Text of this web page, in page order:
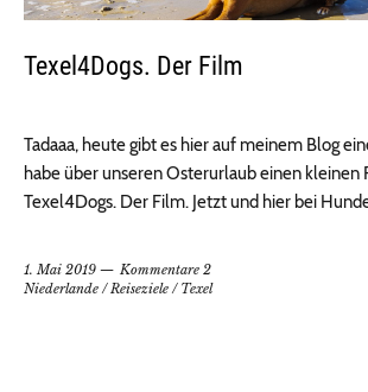
Texel4Dogs. Der Film
Tadaaa, heute gibt es hier auf meinem Blog
habe über unseren Osterurlaub einen kleinen
Texel4Dogs. Der Film. Jetzt und hier bei
1. Mai 2019
Kommentare 2
Niederlande / Reiseziele / Texel